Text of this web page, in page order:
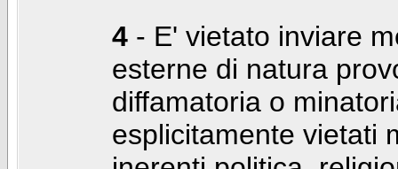
4 - E' vietato inviare
esterne di natura
diffamatoria o
esplicitamente vietati